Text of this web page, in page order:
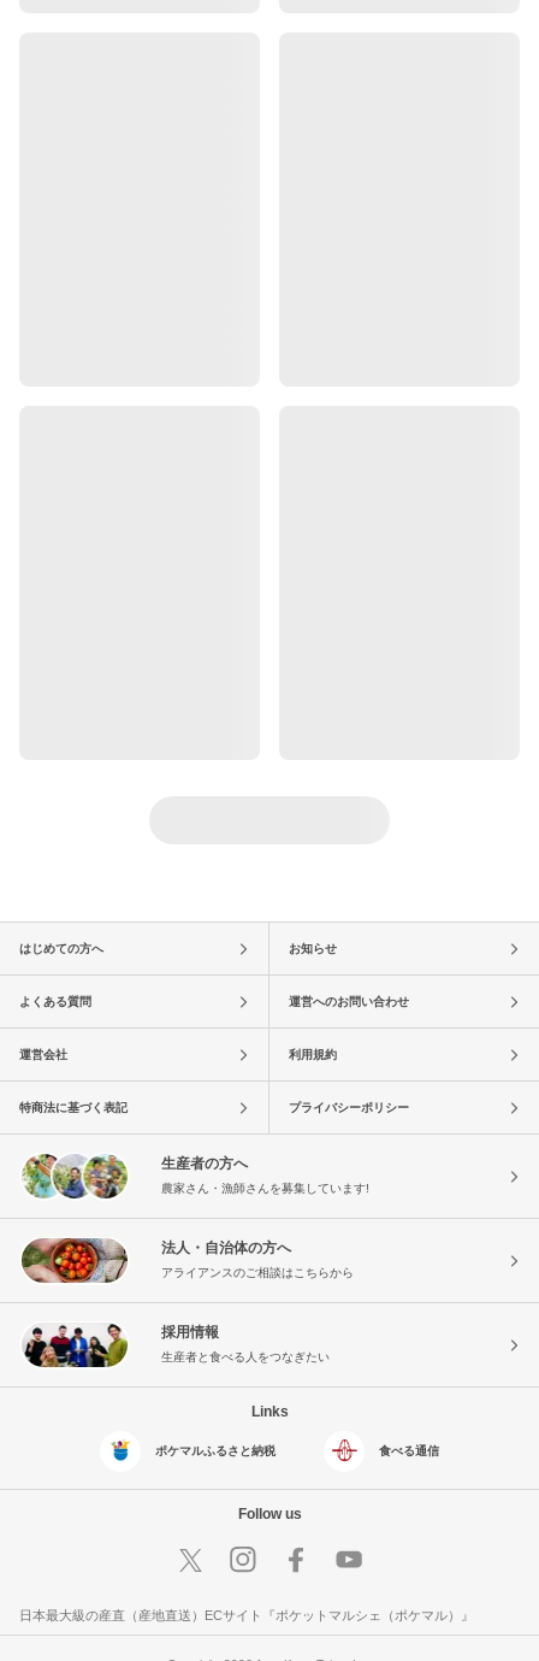
はじめての方へ お知らせ
よくある質問 運営へのお問い合わせ
運営会社 利用規約
特商法に基づく表記 プライバシーポリシー
生産者の方へ
農家さん・漁師さんを募集しています!
法人・自治体の方へ
アライアンスのご相談はこちらから
採用情報
生産者と食べる人をつなぎたい
Links
ポケマルふるさと納税 食べる通信
Follow us
日本最大級の産直（産地直送）ECサイト『ポケットマルシェ（ポケマル）』